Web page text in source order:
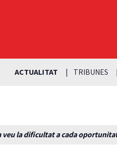
ACTUALITAT TRIBUNES
veu la dificultat a cada